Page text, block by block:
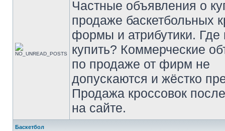
Частные объявления о
продаже баскетбольных
формы и атрибутики. Где
купить? Коммерческие
по продаже от фирм не
допускаются и жёстко
Продажа кроссовок
на сайте.
Баскетбол